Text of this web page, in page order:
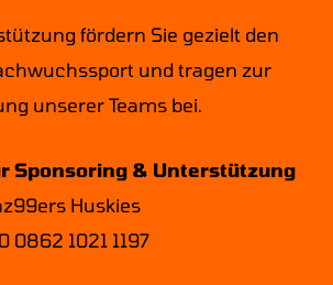
fördern Sie gezielt den
und tragen zur
unserer Teams bei.
Sponsoring & Unterstützung
Huskies
0862 1021 1197